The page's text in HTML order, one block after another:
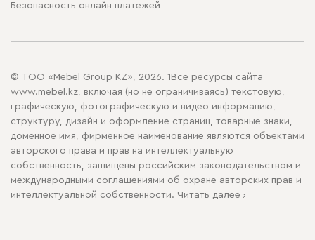
Безопасность онлайн платежей
© ТОО «Mebel Group KZ», 2026. 1Все ресурсы сайта
www.mebel.kz, включая (но не ограничиваясь) текстовую,
графическую, фотографическую и видео информацию,
структуру, дизайн и оформление страниц, товарные знаки,
доменное имя, фирменное наименование являются объектами
авторского права и прав на интеллектуальную
собственность, защищены российским законодательством и
международными соглашениями об охране авторских прав и
интеллектуальной собственности. Читать далее